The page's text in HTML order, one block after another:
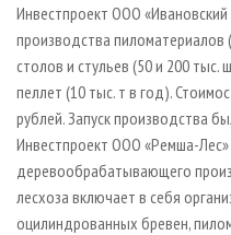
Инвестпроект ООО
производства пиломатериалов
столов и стульев (50 и 200 тыс.
пеллет (10 тыс. т в год).
рублей. Запуск производства
Инвестпроект ООО «Ремша-
деревообрабатывающего
лесхоза включает в себя
оцилиндрованных бревен,